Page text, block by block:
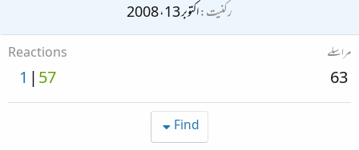
رکنیت اکتوبر 13، 2008
مراسلے
63
Reactions
57
1
Find